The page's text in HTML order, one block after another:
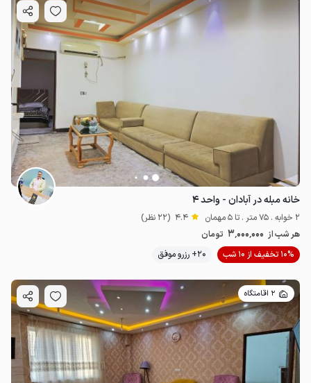
میلیون ت
1.3
میلیون ت
خانه مبله در آبادان - واحد ۴
2 خوابه . 75 متر . تا 5 مهمان 4.4 (22 نظر)
هر شب از 3٬000٬000 تومان
10% تخفیف از 10 شب
20+ رزرو موفق
2 اقامتگاه